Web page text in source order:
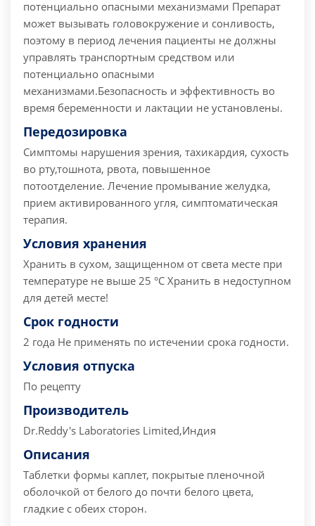
потенциально опасными механизмами Препарат
может вызывать головокружение и сонливость,
поэтому в период лечения пациенты не должны
управлять транспортным средством или
потенциально опасными
механизмами.Безопасность и эффективность во
время беременности и лактации не установлены.
Передозировка
Симптомы нарушения зрения, тахикардия, сухость
во рту,тошнота, рвота, повышенное
потоотделение. Лечение промывание желудка,
прием активированного угля, симптоматическая
терапия.
Условия хранения
Хранить в сухом, защищенном от света месте при
температуре не выше 25 °С Хранить в недоступном
для детей месте!
Срок годности
2 года Не применять по истечении срока годности.
Условия отпуска
По рецепту
Производитель
Dr.Reddy's Laboratories Limited,Индия
Описания
Таблетки формы каплет, покрытые пленочной
оболочкой от белого до почти белого цвета,
гладкие с обеих сторон.